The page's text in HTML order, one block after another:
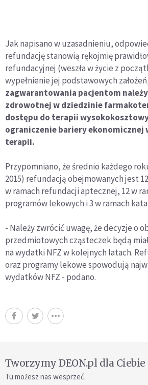
Jak napisano w uzasadnieniu,
refundację stanowią rękojmię
refundacyjnej (weszła w życie z
wypełnienie jej podstawowych
zagwarantowania pacjentom
zdrowotnej w dziedzinie
dostępu do terapii
ograniczenie bariery ekonomicznej
terapii.
Przypomniano, że średnio każdego
2015) refundacją obejmowanych jest
w ramach refundacji aptecznej, 12 w
programów lekowych i 3 w ramach
- Należy zwrócić uwagę, że decyzje o
przedmiotowych cząsteczek będą
na wydatki NFZ w kolejnych latach.
oraz programy lekowe spowodują
wydatków NFZ - podano.
Tworzymy DEON.pl dla Ciebie
Tu możesz nas wesprzeć.